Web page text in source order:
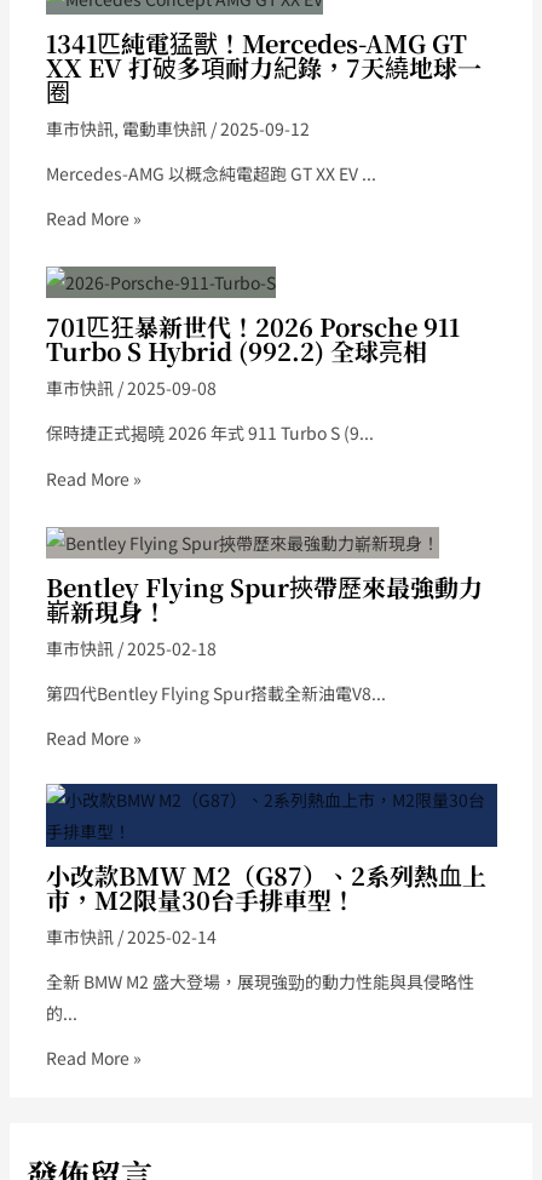
1341匹純電猛獸！Mercedes-AMG GT
XX EV 打破多項耐力紀錄，7天繞地球一
圈
車市快訊, 電動車快訊/2025-09-12
Mercedes-AMG 以概念純電超跑 GT XX EV ...
Read More »
701匹狂暴新世代！2026 Porsche 911
Turbo S Hybrid (992.2) 全球亮相
車市快訊/2025-09-08
保時捷正式揭曉 2026 年式 911 Turbo S (9...
Read More »
Bentley Flying Spur挾帶歷來最強動力
嶄新現身！
車市快訊/ 2025-02-18
第四代Bentley Flying Spur搭載全新油電V8...
Read More »
小改款BMW M2（G87）、2系列熱血上
市，M2限量30台手排車型！
車市快訊/2025-02-14
全新 BMW M2 盛大登場，展現強勁的動力性能與具侵略性
的...
Read More »